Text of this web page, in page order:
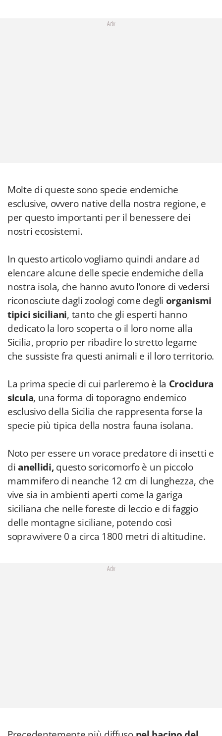
Adv
Molte di queste sono specie endemiche
esclusive, ovvero native della nostra regione, e
per questo importanti per il benessere dei
nostri ecosistemi.
In questo articolo vogliamo quindi andare ad
elencare alcune delle specie endemiche della
nostra isola, che hanno avuto l’onore di vedersi
riconosciute dagli zoologi come degli organismi
tipici siciliani, tanto che gli esperti hanno
dedicato la loro scoperta o il loro nome alla
Sicilia, proprio per ribadire lo stretto legame
che sussiste fra questi animali e il loro territorio.
La prima specie di cui parleremo è la Crocidura
sicula, una forma di toporagno endemico
esclusivo della Sicilia che rappresenta forse la
specie più tipica della nostra fauna isolana.
Noto per essere un vorace predatore di insetti e
dianellidi,questo soricomorfo è un piccolo
mammifero di neanche 12 cm di lunghezza, che
vive sia in ambienti aperti come la gariga
siciliana che nelle foreste di leccio e di faggio
delle montagne siciliane, potendo così
sopravvivere 0 a circa 1800 metri di altitudine.
Adv